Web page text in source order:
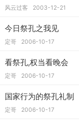
风云过客 2003-12-21
今日祭孔之我见
定哥 2006-10-17
看祭孔,权当看晚会
定哥 2006-10-17
国家行为的祭孔礼制
定哥 2006-10-17